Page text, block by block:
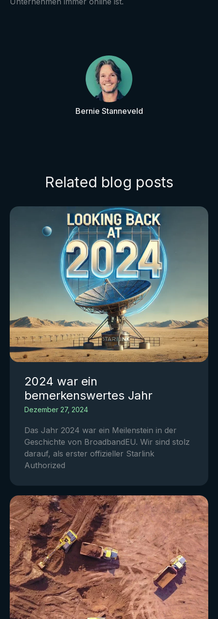
Bernie Stanneveld
Related blog posts
2024 war ein
bemerkenswertes Jahr
Dezember 27, 2024
Das Jahr 2024 war ein Meilenstein in der
Geschichte von BroadbandEU. Wir sind stolz
darauf, als erster offizieller Starlink
Authorized